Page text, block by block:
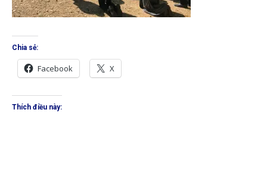
Chia sẻ:
Facebook X
Thích điều này: